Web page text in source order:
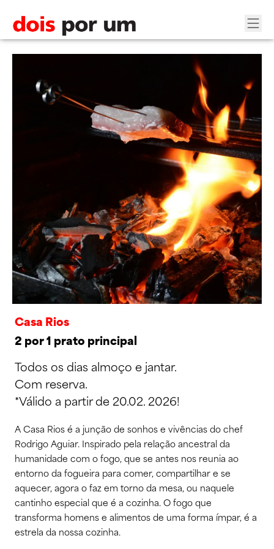
Casa Rios
2 por 1 prato principal
Todos os dias almoço e jantar.
Com reserva.
*Válido a partir de 20.02. 2026!
A Casa Rios é a junção de sonhos e vivências do chef
Rodrigo Aguiar. Inspirado pela relação ancestral da
humanidade com o fogo, que se antes nos reunia ao
entorno da fogueira para comer, compartilhar e se
aquecer, agora o faz em torno da mesa, ou naquele
cantinho especial que é a cozinha. O fogo que
transforma homens e alimentos de uma forma ímpar, é a
estrela da nossa cozinha.